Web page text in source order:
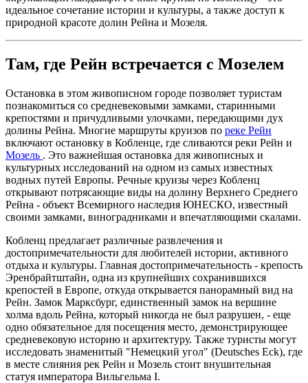
идеальное сочетание истории и культуры, а также доступ к
природной красоте долин Рейна и Мозеля.
Там, где Рейн встречается с Мозелем
Остановка в этом живописном городе позволяет туристам
познакомиться со средневековыми замками, старинными
крепостями и причудливыми улочками, передающими дух
долины Рейна. Многие маршруты круизов по реке Рейн
включают остановку в Кобленце, где сливаются реки Рейн и
Мозель . Это важнейшая остановка для живописных и
культурных исследований на одном из самых известных
водных путей Европы. Речные круизы через Кобленц
открывают потрясающие виды на долину Верхнего Среднего
Рейна - объект Всемирного наследия ЮНЕСКО, известный
своими замками, виноградниками и впечатляющими скалами.
Кобленц предлагает различные развлечения и
достопримечательности для любителей истории, активного
отдыха и культуры. Главная достопримечательность - крепость
Эренбрайтштайн, одна из крупнейших сохранившихся
крепостей в Европе, откуда открывается панорамный вид на
Рейн. Замок Марксбург, единственный замок на вершине
холма вдоль Рейна, который никогда не был разрушен, - еще
одно обязательное для посещения место, демонстрирующее
средневековую историю и архитектуру. Также туристы могут
исследовать знаменитый "Немецкий угол" (Deutsches Eck), где
в месте слияния рек Рейн и Мозель стоит внушительная
статуя императора Вильгельма I.